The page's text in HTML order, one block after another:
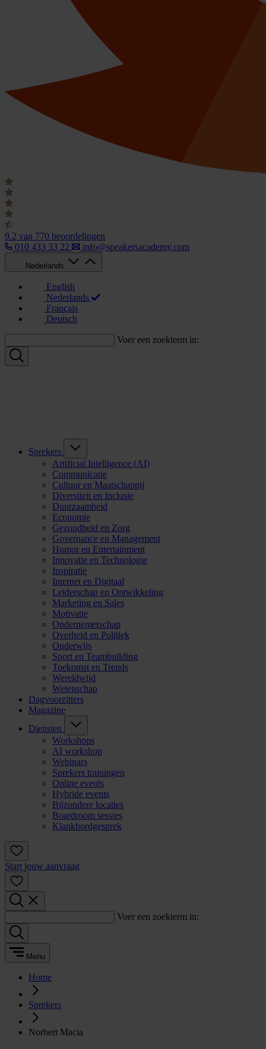
9.2 van 770 beoordelingen
010 433 33 22
info@speakersacademy.com
Nederlands
English
Nederlands
Français
Deutsch
Voer een zoekterm in:
Sprekers
Artificial Intelligence (AI)
Communicatie
Cultuur en Maatschappij
Diversiteit en Inclusie
Duurzaamheid
Economie
Gezondheid en Zorg
Governance en Management
Humor en Entertainment
Innovatie en Technologie
Inspiratie
Internet en Digitaal
Leiderschap en Ontwikkeling
Marketing en Sales
Motivatie
Ondernemerschap
Overheid en Politiek
Onderwijs
Sport en Teambuilding
Toekomst en Trends
Wereldwijd
Wetenschap
Dagvoorzitters
Magazine
Diensten
Workshops
AI workshop
Webinars
Sprekers trainingen
Online events
Hybride events
Bijzondere locaties
Boardroom sessies
Klankbordgesprek
Start jouw aanvraag
Voer een zoekterm in:
Menu
Home
Sprekers
Norbert Macia